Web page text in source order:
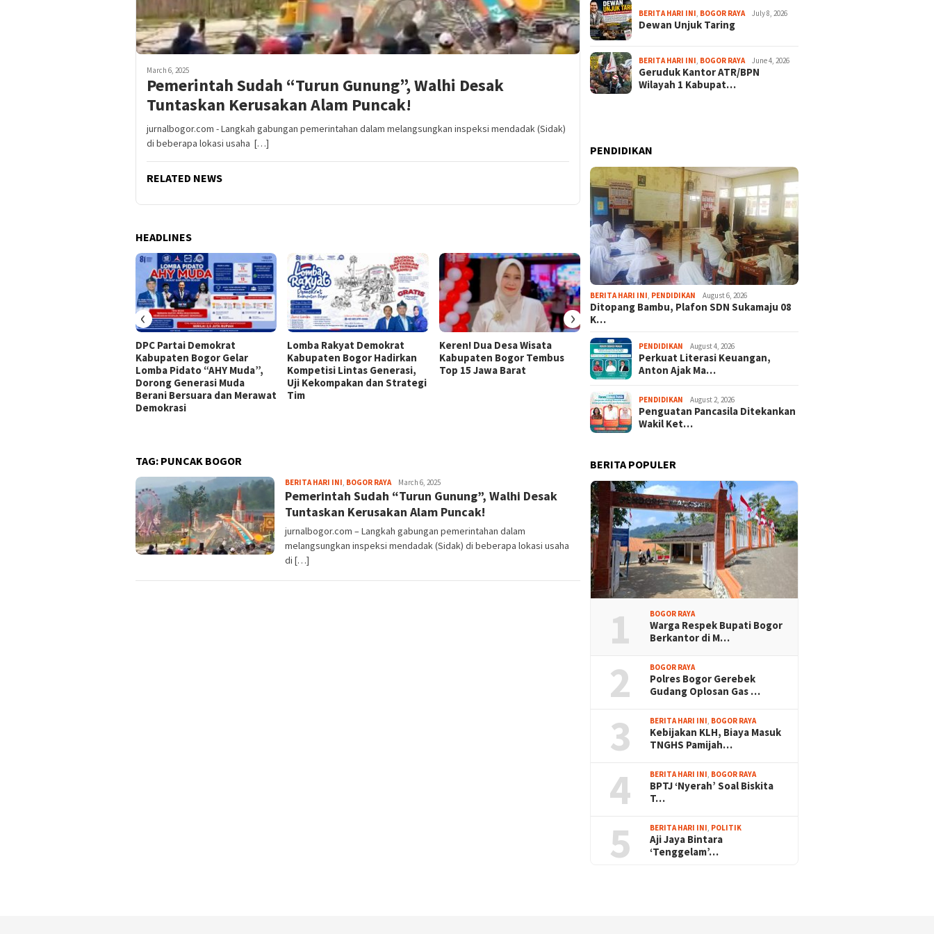
March 6, 2025
Pemerintah Sudah “Turun Gunung”, Walhi Desak
Tuntaskan Kerusakan Alam Puncak!
jurnalbogor.com - Langkah gabungan pemerintahan dalam melangsungkan inspeksi mendadak (Sidak)
di beberapa lokasi usaha […]
RELATED NEWS
HEADLINES
DPC Partai Demokrat
Kabupaten Bogor Gelar
Lomba Pidato “AHY Muda”,
Dorong Generasi Muda
Berani Bersuara dan Merawat
Demokrasi
Lomba Rakyat Demokrat
Kabupaten Bogor Hadirkan
Kompetisi Lintas Generasi,
Uji Kekompakan dan Strategi
Tim
Keren! Dua Desa Wisata
Kabupaten Bogor Tembus
Top 15 Jawa Barat
437 Rider dari 18 Provinsi
Ramaikan Bupati Cup 2026
Tour Malasari Halimun Salak
Sport Tourism, Dongkrak
‹ ›
TAG: PUNCAK BOGOR
BERITA HARI INI, BOGOR RAYAAga
Alamanda
March 6, 2025
Pemerintah Sudah “Turun Gunung”, Walhi Desak
Tuntaskan Kerusakan Alam Puncak!
jurnalbogor.com – Langkah gabungan pemerintahan dalam
melangsungkan inspeksi mendadak (Sidak) di beberapa lokasi usaha
di […]
BERITA HARI INI BOGOR RAYA July 8, 2026
Dewan Unjuk Taring
BERITA HARI INI BOGOR RAYA June 4, 2026
Geruduk Kantor ATR/BPN
Wilayah 1 Kabupat…
PENDIDIKAN
BERITA HARI INI PENDIDIKAN August 6, 2026
Ditopang Bambu, Plafon SDN Sukamaju 08
K…
PENDIDIKAN August 4, 2026
Perkuat Literasi Keuangan,
Anton Ajak Ma…
PENDIDIKAN August 2, 2026
Penguatan Pancasila Ditekankan
Wakil Ket…
BERITA POPULER
1 BOGOR RAYA
Warga Respek Bupati Bogor
Berkantor di M…
2 BOGOR RAYA
Polres Bogor Gerebek
Gudang Oplosan Gas …
3 BERITA HARI INI, BOGOR RAYA
Kebijakan KLH, Biaya Masuk
TNGHS Pamijah…
4 BERITA HARI INI, BOGOR RAYA
BPTJ ‘Nyerah’ Soal Biskita
T…
5 BERITA HARI INI, POLITIK
Aji Jaya Bintara
‘Tenggelam’…